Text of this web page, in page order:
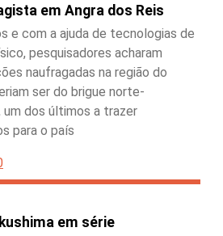
em Angra dos Reis
e com a ajuda de tecnologias de
pesquisadores acharam
naufragadas na região do
ser do brigue norte-
um dos últimos a trazer
para o país
em série